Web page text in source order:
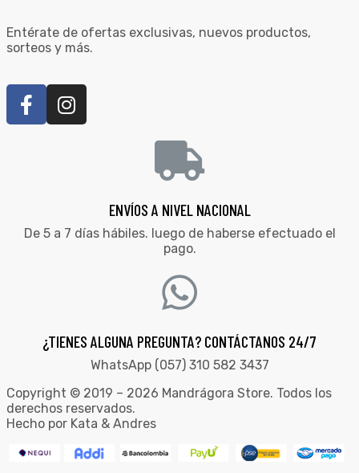
Entérate de ofertas exclusivas, nuevos productos,
sorteos y más.
ENVÍOS A NIVEL NACIONAL
De 5 a 7 días hábiles. luego de haberse efectuado el
pago.
¿TIENES ALGUNA PREGUNTA? CONTÁCTANOS 24/7
WhatsApp (057) 310 582 3437
Copyright © 2019 – 2026 Mandrágora Store. Todos los
derechos reservados.
Hecho por Kata & Andres